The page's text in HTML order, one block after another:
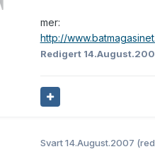
mer:
http://
Redigert
Svart14.August.2007